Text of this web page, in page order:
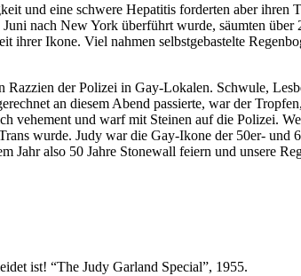
und eine schwere Hepatitis forderten aber ihren
nach New York überführt wurde, säumten über
ihrer Ikone. Viel nahmen selbstgebastelte
der Polizei in Gay-Lokalen. Schwule,
an diesem Abend passierte, war der
vehement und warf mit Steinen auf die Polizei.
wurde. Judy war die Gay-Ikone der 50er- und
also 50 Jahre Stonewall feiern und unsere
ist! “The Judy Garland Special”, 1955.